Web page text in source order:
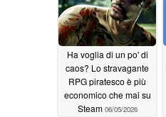
Ha voglia di un po' di
caos? Lo stravagante
RPG piratesco è più
economico che mai su
Steam 06/05/2026